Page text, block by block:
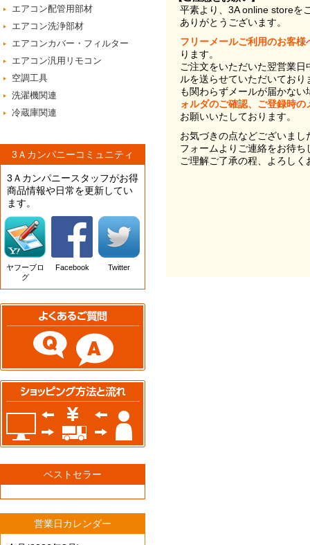
エアコン配管用部材
エアコン洗浄部材
エアコンカバー・フィルター
エアコン汎用リモコン
空調工具
洗濯機関連
冷蔵庫関連
3Ａカンパニーコミュニティ
3Ａカンパニースタッフがお得
商品情報や日常を更新してい
ます。
ヤフーブロ
グ
Facebook Twitter
ベストセラー
営業日カレンダー
平素より、3A online storeを
ありがとうございます。
フリーメールご利用のお客様
ります。
ご注文をいただいた翌営業
ルを送らせていただいてお
も関わらずメールが届かない
ォルダのご確認、ご登録時
お願いいたしております。
お気づきの点などございま
フォームよりご連絡をお待ち
ご理解ご了承の程、よろし